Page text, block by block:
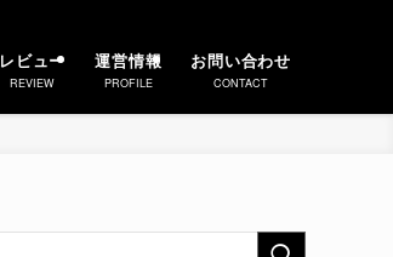
レビュー
REVIEW
運営情報
PROFILE
お問い合わせ
CONTACT